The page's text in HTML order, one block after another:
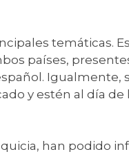
temáticas.
países,
Igualmente,
y estén al día de
han podido